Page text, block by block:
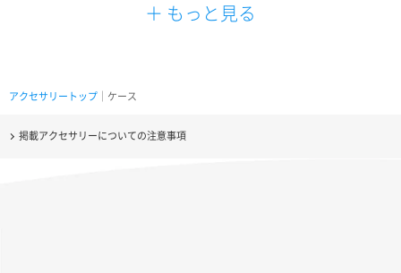
＋ もっと見る
アクセサリートップ ｜ケース
掲載アクセサリーについての注意事項